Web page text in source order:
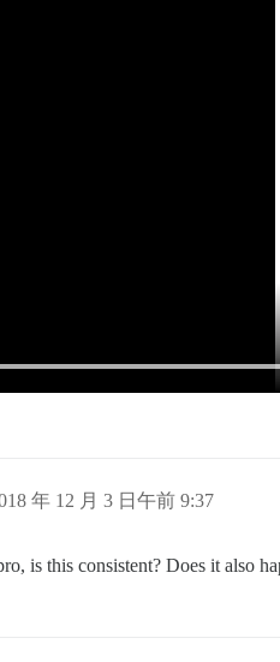
年 12 月 3 日午前 9:37
is this consistent? Does it also